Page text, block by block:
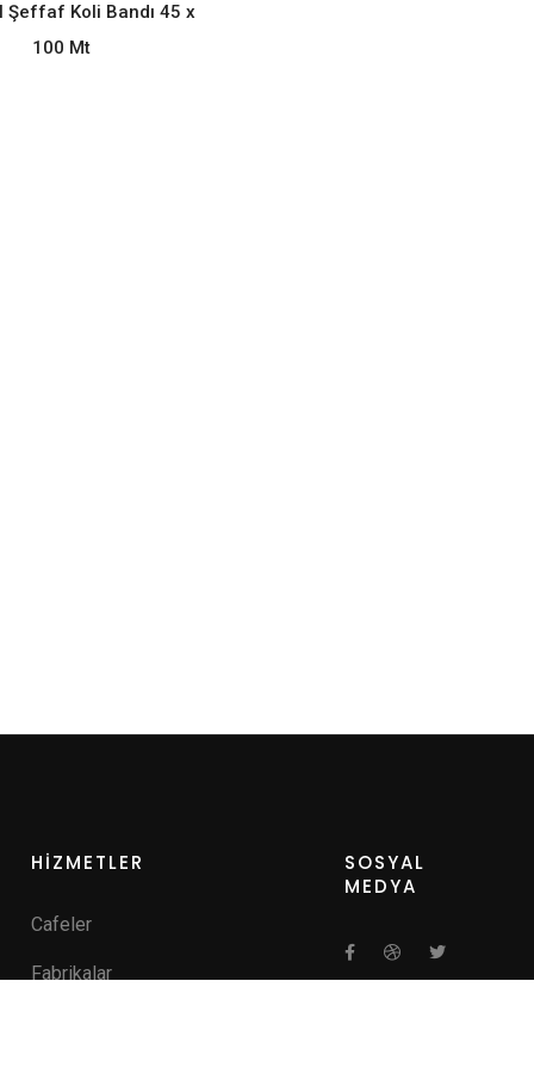
Şeffaf Koli Bandı 45 x
100 Mt
HİZMETLER
Cafeler
Fabrikalar
SOSYAL
MEDYA